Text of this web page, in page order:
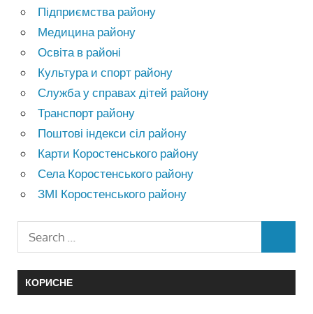
Підприємства району
Медицина району
Освіта в районі
Культура и спорт району
Служба у справах дітей району
Транспорт району
Поштові індекси сіл району
Карти Коростенського району
Села Коростенського району
ЗМІ Коростенського району
КОРИСНЕ